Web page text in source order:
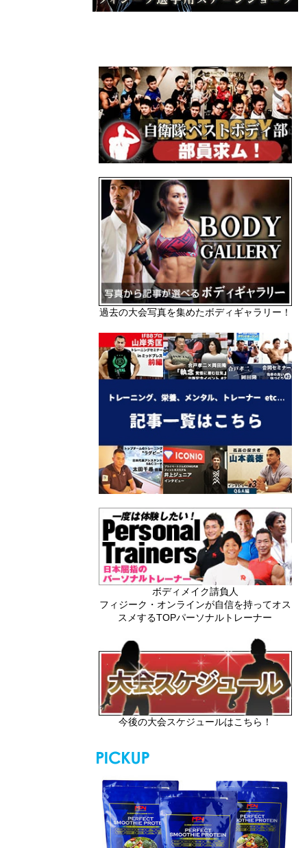
過去の大会写真を集めたボディギャラリー！
ボディメイク請負人
フィジーク・オンラインが自信を持ってオス
スメするTOPパーソナルトレーナー
今後の大会スケジュールはこちら！